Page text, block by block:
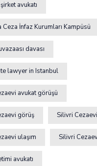
avukatı
Ceza İnfaz Kurumları Kampüsü
davası
lawyer in Istanbul
avukat görüşü
görüş Silivri
ulaşım Silivri
avukatı